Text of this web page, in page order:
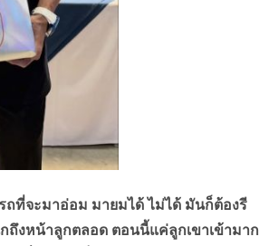
ที่จะมาอ่อม มายมได้ ไม่ได้ มันก็ต้องรี
กถึงหน้าลูกตลอด ตอนนี้แค่ลูกเขาเข้ามาก